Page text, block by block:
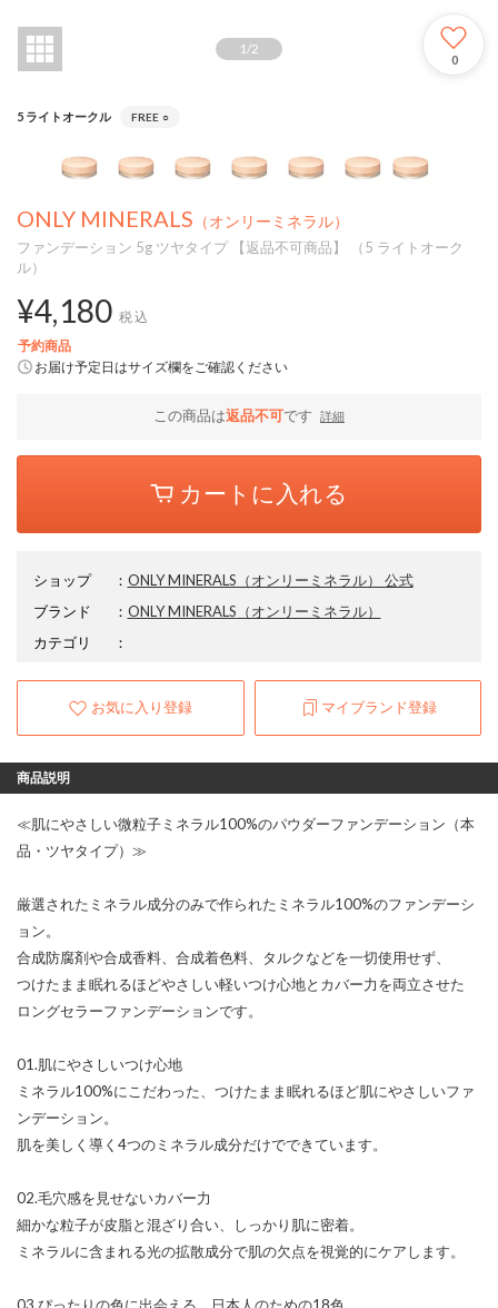
1 /2
0
5 ライトオークル FREE ○
ONLY MINERALS （オンリーミネラル）
ファンデーション 5g ツヤタイプ 【返品不可商品】 （5 ライトオーク
ル）
¥4,180 税込
予約商品
お届け予定日はサイズ欄をご確認ください
この商品は返品不可です 詳細
カートに入れる
ショップ ： ONLY MINERALS（オンリーミネラル） 公式
ブランド
： ONLY MINERALS （オンリーミネラル）
カテゴリ
：
お気に入り登録 マイブランド登録
商品説明
≪肌にやさしい微粒子ミネラル100%のパウダーファンデーション（本
品・ツヤタイプ）≫
厳選されたミネラル成分のみで作られたミネラル100%のファンデーシ
ョン。
合成防腐剤や合成香料、合成着色料、タルクなどを一切使用せず、
つけたまま眠れるほどやさしい軽いつけ心地とカバー力を両立させた
ロングセラーファンデーションです。
01.肌にやさしいつけ心地
ミネラル100%にこだわった、つけたまま眠れるほど肌にやさしいファ
ンデーション。
肌を美しく導く4つのミネラル成分だけでできています。
02.毛穴感を見せないカバー力
細かな粒子が皮脂と混ざり合い、しっかり肌に密着。
ミネラルに含まれる光の拡散成分で肌の欠点を視覚的にケアします。
03.ぴったりの色に出会える、日本人のための18色